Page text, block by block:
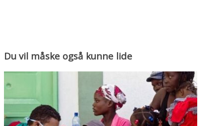
Du vil måske også kunne lide